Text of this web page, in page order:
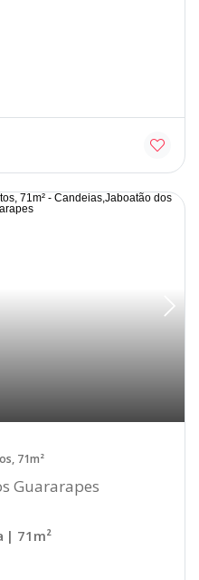
71m²
Guararapes
| 71m²